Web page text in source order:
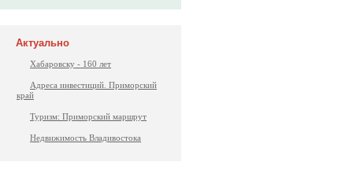
Актуально
Хабаровску - 160 лет
Адреса инвестиций. Приморский
край
Туризм: Приморский маршрут
Недвижимость Владивостока